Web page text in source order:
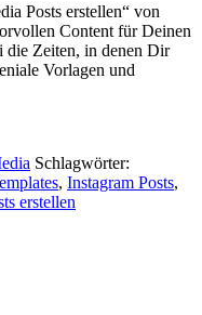
Posts erstellen“ von
Content für Deinen
die Zeiten, in denen Dir
Vorlagen und
Schlagwörter:
, Instagram Posts,
erstellen